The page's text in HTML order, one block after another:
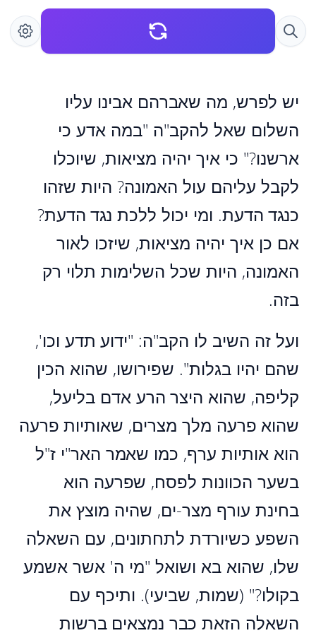
יש לפרש, מה שאברהם אבינו עליו
השלום שאל להקב"ה "במה אדע כי
ארשנו?" כי איך יהיה מציאות, שיוכלו
לקבל עליהם עול האמונה? היות שזהו
כנגד הדעת. ומי יכול ללכת נגד הדעת?
אם כן איך יהיה מציאות, שיזכו לאור
האמונה, היות שכל השלימות תלוי רק
בזה.
ועל זה השיב לו הקב"ה: "ידוע תדע וכו',
שהם יהיו בגלות". שפירושו, שהוא הכין
קליפה, שהוא היצר הרע אדם בליעל,
שהוא פרעה מלך מצרים, שאותיות פרעה
הוא אותיות ערף, כמו שאמר האר"י ז"ל
בשער הכוונות לפסח, שפרעה הוא
בחינת עורף מצר-ים, שהיה מוצץ את
השפע כשיורדת לתחתונים, עם השאלה
שלו, שהוא בא ושואל "מי ה' אשר אשמע
בקולו?" (שמות, שביעי). ותיכף עם
השאלה הזאת כבר נמצאים ברשות